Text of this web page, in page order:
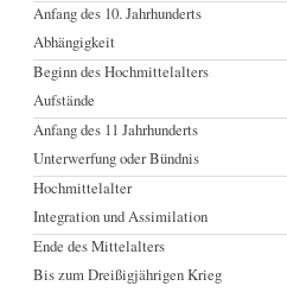
Anfang des 10. Jahrhunderts
Abhängigkeit
Beginn des Hochmittelalters
Aufstände
Anfang des 11 Jahrhunderts
Unterwerfung oder Bündnis
Hochmittelalter
Integration und Assimilation
Ende des Mittelalters
Bis zum Dreißigjährigen Krieg